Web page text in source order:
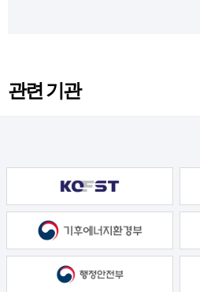
관련 기관